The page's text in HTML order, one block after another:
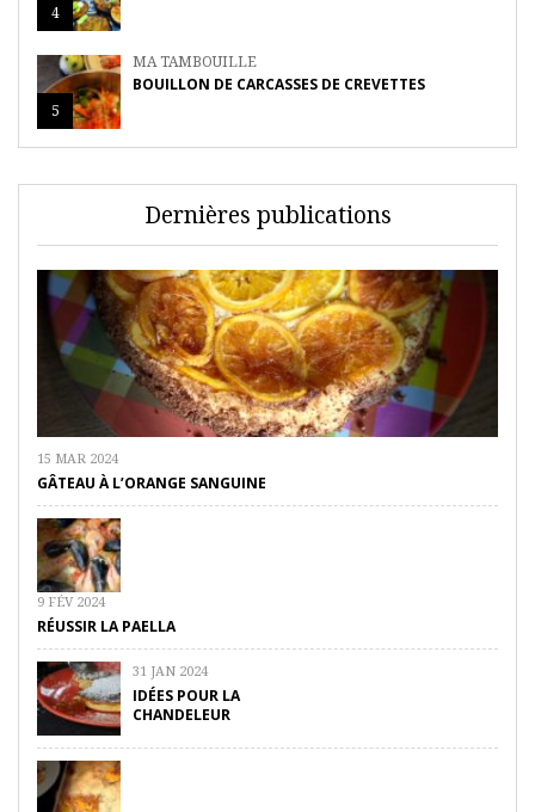
4
5
MA TAMBOUILLE
BOUILLON DE CARCASSES DE CREVETTES
Dernières publications
15 MAR 2024
GÂTEAU À L’ORANGE SANGUINE
9 FÉV 2024
RÉUSSIR LA PAELLA
31 JAN 2024
IDÉES POUR LA
CHANDELEUR